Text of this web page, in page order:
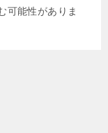
可能性がありま